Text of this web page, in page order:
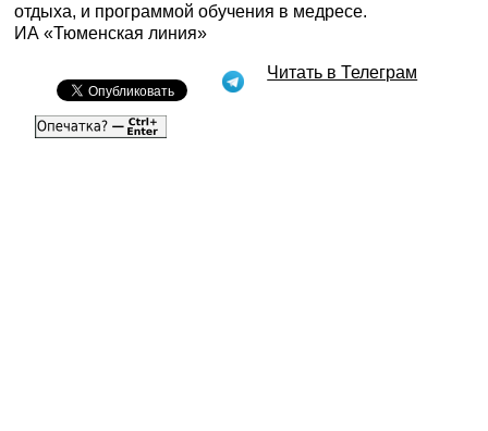
отдыха, и программой обучения в медресе.
ИА «Тюменская линия»
Читать в Телеграм